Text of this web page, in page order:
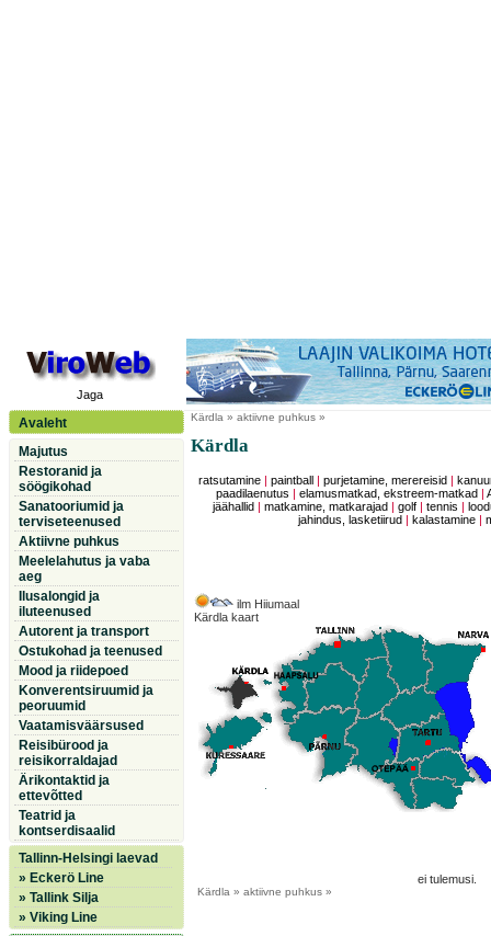
Jaga
Avaleht
Majutus
Restoranid ja
söögikohad
Sanatooriumid ja
terviseteenused
Aktiivne puhkus
Meelelahutus ja vaba
aeg
Ilusalongid ja
iluteenused
Autorent ja transport
Ostukohad ja teenused
Mood ja riidepoed
Konverentsiruumid ja
peoruumid
Vaatamisväärsused
Reisibürood ja
reisikorraldajad
Ärikontaktid ja
ettevõtted
Teatrid ja
kontserdisaalid
Tallinn-Helsingi laevad
» Eckerö Line
» Tallink Silja
» Viking Line
Kärdla » aktiivne puhkus »
Kärdla
ratsutamine| paintball purjetamine, merereisid
paadilaenutus
|elamusmatkad, ekstreem-matkad |
jäähallid
matkamine, matkarajad golf| tennis
jahindus, lasketiirud
kalastamine |
ilm Hiiumaal
Kärdla kaart
ei tulemusi.
Kärdla » aktiivne puhkus »